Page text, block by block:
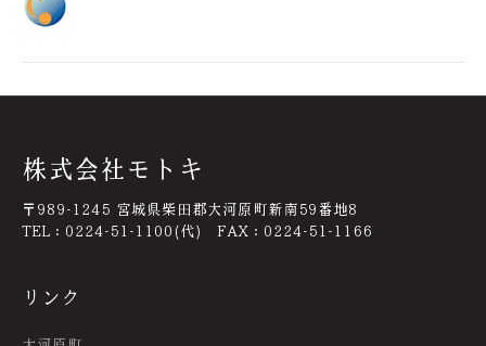
株式会社モトキ
〒989-1245 宮城県柴田郡大河原町新南59番地8
TEL：0224-51-1100(代) FAX：0224-51-1166
リンク